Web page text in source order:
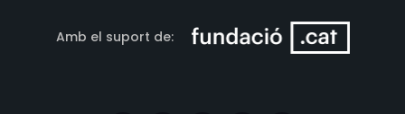
Amb el suport de: